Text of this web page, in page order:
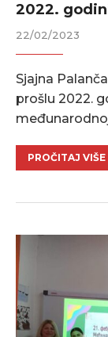
2022.
22/02/2023
Sjajna
prošlu 2022.
PROČITAJ VIŠE